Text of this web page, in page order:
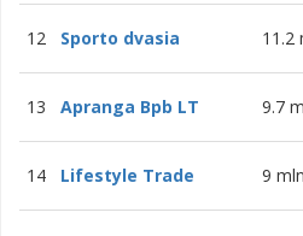
12 Sporto dvasia 11.2
13 Apranga Bpb LT 9.7
14 Lifestyle Trade 9